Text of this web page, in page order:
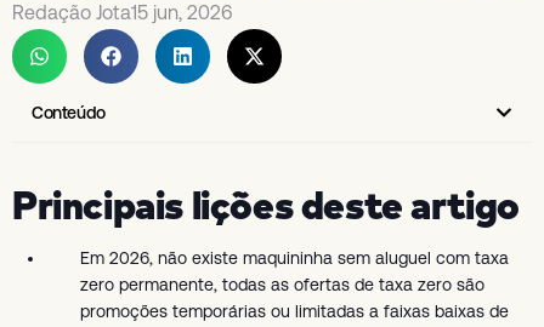
Redação Jota15 jun, 2026
Conteúdo
Principais lições deste artigo
Em 2026, não existe maquininha sem aluguel com taxa
zero permanente, todas as ofertas de taxa zero são
promoções temporárias ou limitadas a faixas baixas de